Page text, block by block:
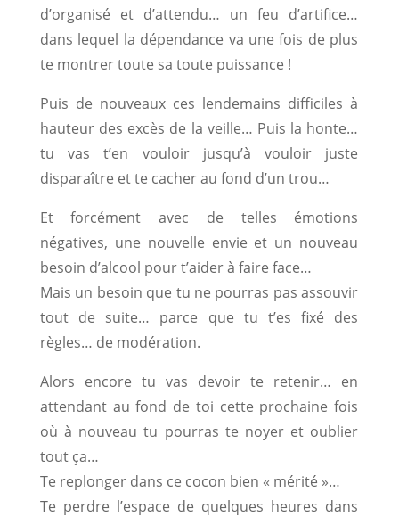
d’organisé et d’attendu… un feu d’artifice…
dans lequel la dépendance va une fois de plus
te montrer toute sa toute puissance !
Puis de nouveaux ces lendemains difficiles à
hauteur des excès de la veille… Puis la honte…
tu vas t’en vouloir jusqu’à vouloir juste
disparaître et te cacher au fond d’un trou…
Et forcément avec de telles émotions
négatives, une nouvelle envie et un nouveau
besoin d’alcool pour t’aider à faire face…
Mais un besoin que tu ne pourras pas assouvir
tout de suite… parce que tu t’es fixé des
règles… de modération.
Alors encore tu vas devoir te retenir… en
attendant au fond de toi cette prochaine fois
où à nouveau tu pourras te noyer et oublier
tout ça…
Te replonger dans ce cocon bien « mérité »…
Te perdre l’espace de quelques heures dans